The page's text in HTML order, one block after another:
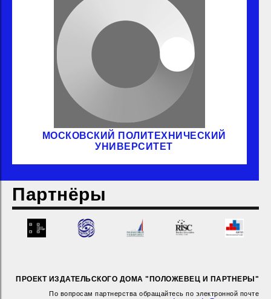
МОСКОВСКИЙ ПОЛИТЕХНИЧЕСКИЙ
УНИВЕРСИТЕТ
Партнёры
ПРОЕКТ ИЗДАТЕЛЬСКОГО ДОМА "ПОЛОЖЕВЕЦ И ПАРТНЕРЫ"
По вопросам партнерства обращайтесь по электронной почте